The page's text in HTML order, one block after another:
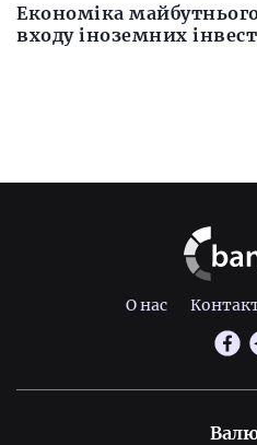
Економіка
входу іноземних
О нас